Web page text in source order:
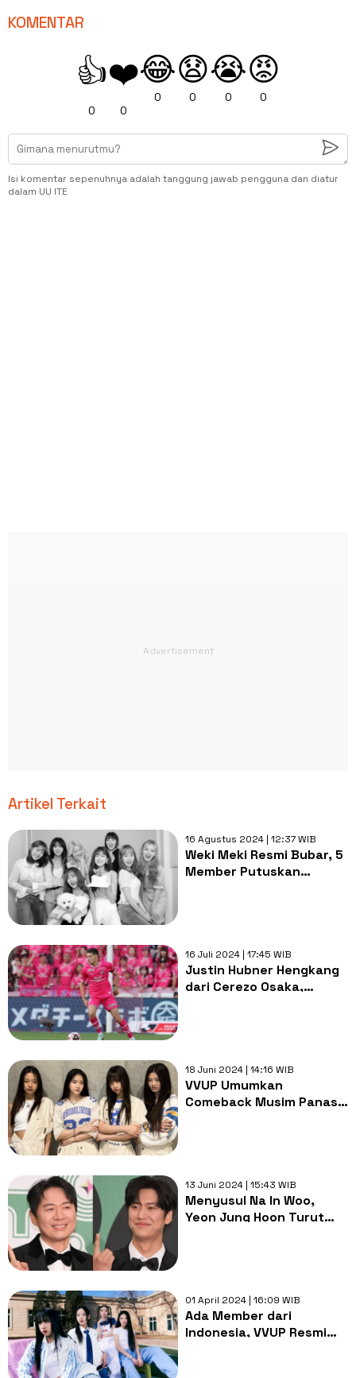
KOMENTAR
👍
0
❤️
0
😂
0
😧
0
😭
0
😡
0
Isi komentar sepenuhnya adalah tanggung jawab pengguna dan diatur
dalam UU ITE
Artikel Terkait
16 Agustus 2024 | 12:37 WIB
Weki Meki Resmi Bubar, 5
Member Putuskan
16 Juli 2024 | 17:45 WIB
Justin Hubner Hengkang
dari Cerezo Osaka,
18 Juni 2024 | 14:16 WIB
VVUP Umumkan
Comeback Musim Panas
13 Juni 2024 | 15:43 WIB
Menyusul Na In Woo,
Yeon Jung Hoon Turut
01 April 2024 | 16:09 WIB
Ada Member dari
Indonesia, VVUP Resmi